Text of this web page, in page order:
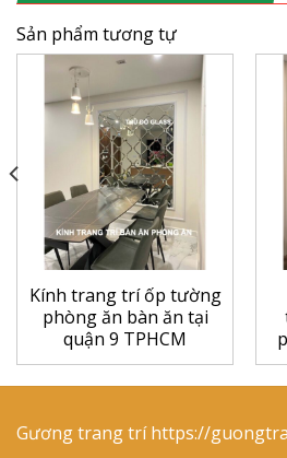
Sản phẩm tương tự
Kính trang trí ốp tường
phòng ăn bàn ăn tại
quận 9 TPHCM
Gương trang tríhttps://